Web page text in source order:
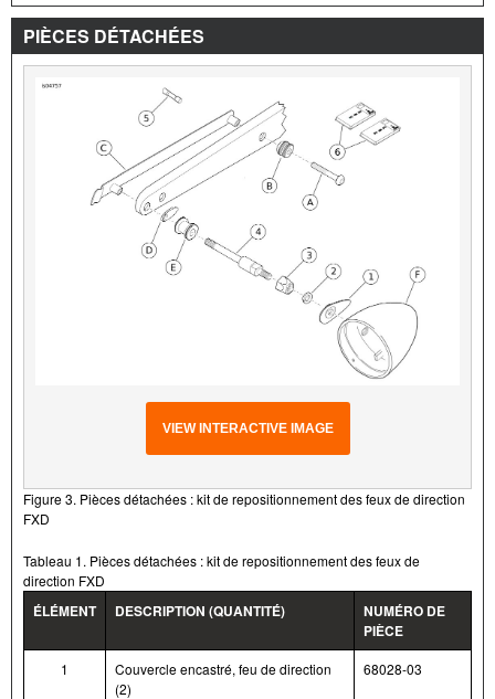
PIÈCES DÉTACHÉES
VIEW INTERACTIVE IMAGE
Figure 3. Pièces détachées : kit de repositionnement des feux de direction
FXD
Tableau 1. Pièces détachées : kit de repositionnement des feux de
direction FXD
ÉLÉMENT DESCRIPTION (QUANTITÉ)
NUMÉRO DE
PIÈCE
1
Couvercle encastré, feu de direction
(2)
68028-03